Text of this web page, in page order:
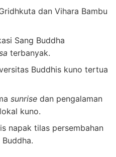
dan Vihara Bambu
Sang Buddha
terbanyak.
Buddhis kuno tertua
sunrise dan pengalaman
kuno.
napak tilas persembahan